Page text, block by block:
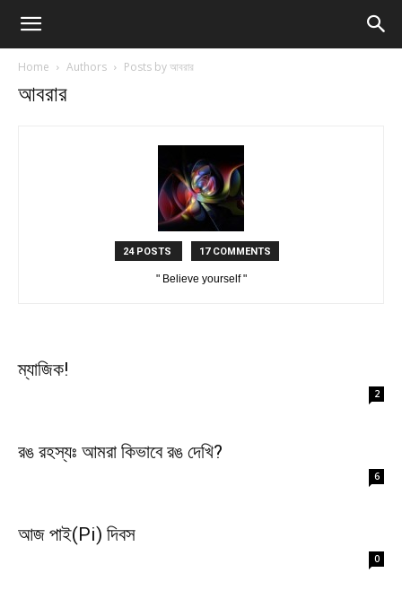
Home Authors Posts by আবরার
আবরার
24 POSTS 17 COMMENTS
" Believe yourself "
ম্যাজিক!
2
রঙ রহস্যঃ আমরা কিভাবে রঙ দেখি?
6
আজ পাই(Pi) দিবস
0